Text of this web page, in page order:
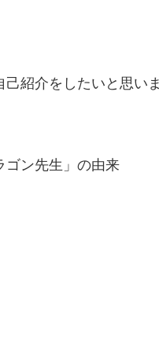
己紹介をしたいと思い
ン先生」の由来